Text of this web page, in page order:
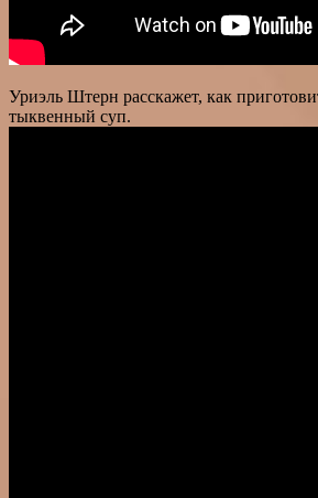
Уриэль Штерн расскажет, как
тыквенный суп.